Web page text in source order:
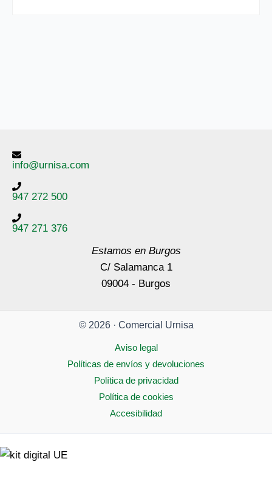
info@urnisa.com
947 272 500
947 271 376
Estamos en Burgos
C/ Salamanca 1
09004 - Burgos
© 2026 · Comercial Urnisa
Aviso legal
Políticas de envíos y devoluciones
Política de privacidad
Política de cookies
Accesibilidad